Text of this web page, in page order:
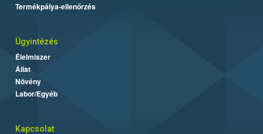
Termékpálya-ellenőrzés
Ügyintézés
Élelmiszer
Állat
Növény
Labor/Egyéb
Kapcsolat